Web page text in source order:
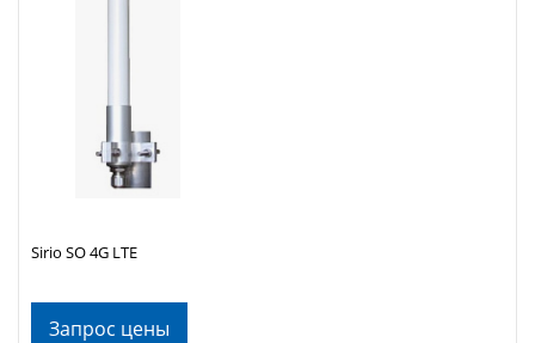
Запрос цены
Sirio SO 4G LTE